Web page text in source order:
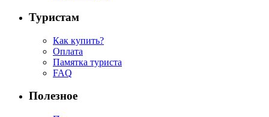
Туристам
Как купить?
Оплата
Памятка туриста
FAQ
Полезное